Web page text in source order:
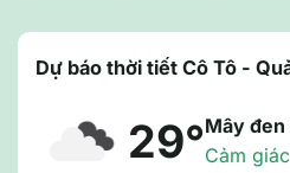
Dự báo thời tiết Cô Tô -
29°Mây đen
Cảm